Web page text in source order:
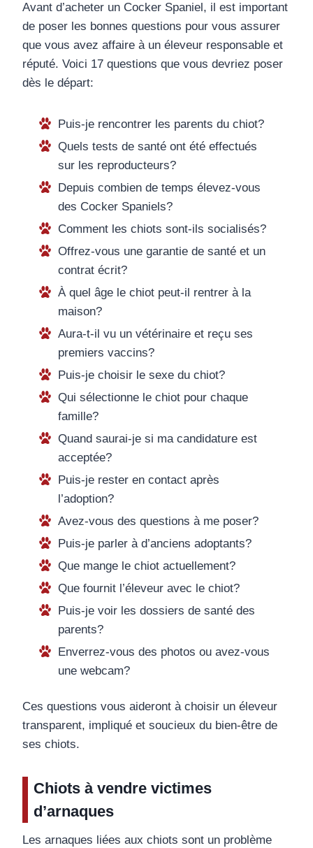
Avant d’acheter un Cocker Spaniel, il est important
de poser les bonnes questions pour vous assurer
que vous avez affaire à un éleveur responsable et
réputé. Voici 17 questions que vous devriez poser
dès le départ:
Puis-je rencontrer les parents du chiot?
Quels tests de santé ont été effectués
sur les reproducteurs?
Depuis combien de temps élevez-vous
des Cocker Spaniels?
Comment les chiots sont-ils socialisés?
Offrez-vous une garantie de santé et un
contrat écrit?
À quel âge le chiot peut-il rentrer à la
maison?
Aura-t-il vu un vétérinaire et reçu ses
premiers vaccins?
Puis-je choisir le sexe du chiot?
Qui sélectionne le chiot pour chaque
famille?
Quand saurai-je si ma candidature est
acceptée?
Puis-je rester en contact après
l’adoption?
Avez-vous des questions à me poser?
Puis-je parler à d’anciens adoptants?
Que mange le chiot actuellement?
Que fournit l’éleveur avec le chiot?
Puis-je voir les dossiers de santé des
parents?
Enverrez-vous des photos ou avez-vous
une webcam?
Ces questions vous aideront à choisir un éleveur
transparent, impliqué et soucieux du bien-être de
ses chiots.
Chiots à vendre victimes
d’arnaques
Les arnaques liées aux chiots sont un problème